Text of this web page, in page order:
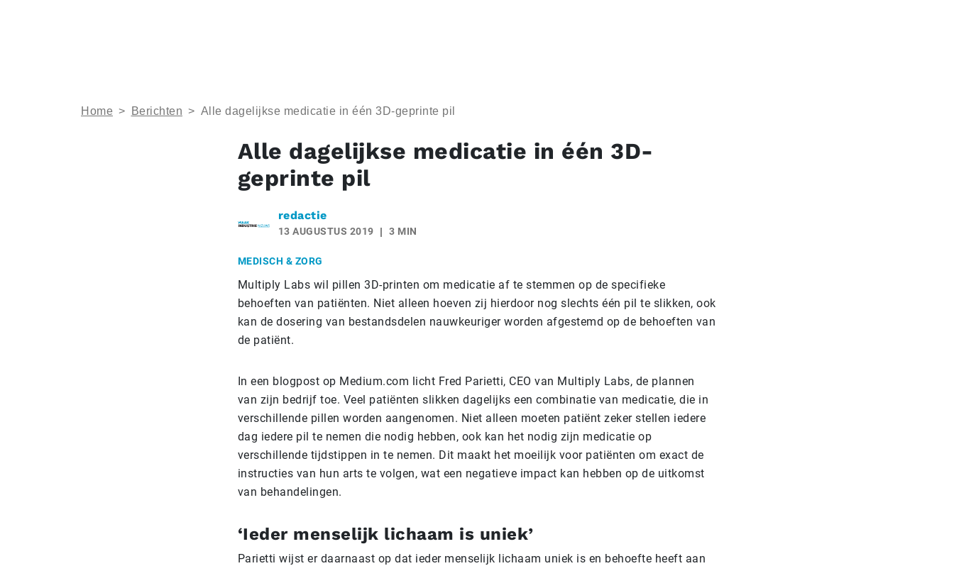
Home > Berichten > Alle dagelijkse medicatie in één 3D-geprinte pil
Alle dagelijkse medicatie in één 3D-
geprinte pil
redactie
13 AUGUSTUS 2019 3 MIN
MEDISCH & ZORG
Multiply Labs wil pillen 3D-printen om medicatie af te stemmen op de specifieke
behoeften van patiënten. Niet alleen hoeven zij hierdoor nog slechts één pil te slikken, ook
kan de dosering van bestandsdelen nauwkeuriger worden afgestemd op de behoeften van
de patiënt.
In een blogpost op Medium.com licht Fred Parietti, CEO van Multiply Labs, de plannen
van zijn bedrijf toe. Veel patiënten slikken dagelijks een combinatie van medicatie, die in
verschillende pillen worden aangenomen. Niet alleen moeten patiënt zeker stellen iedere
dag iedere pil te nemen die nodig hebben, ook kan het nodig zijn medicatie op
verschillende tijdstippen in te nemen. Dit maakt het moeilijk voor patiënten om exact de
instructies van hun arts te volgen, wat een negatieve impact kan hebben op de uitkomst
van behandelingen.
‘Ieder menselijk lichaam is uniek’
Parietti wijst er daarnaast op dat ieder menselijk lichaam uniek is en behoefte heeft aan